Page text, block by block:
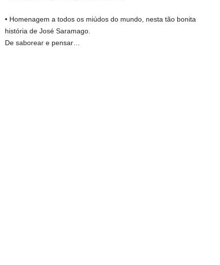
• Homenagem a todos os miúdos do mundo, nesta tão bonita
história de José Saramago.
De saborear e pensar…